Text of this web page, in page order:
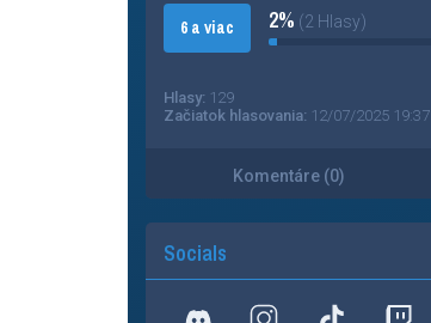
6 a viac 2% (2 Hlasy)
Hlasy: 129
Začiatok hlasovania: 12/07/2025 19:37
Komentáre (0)
Socials